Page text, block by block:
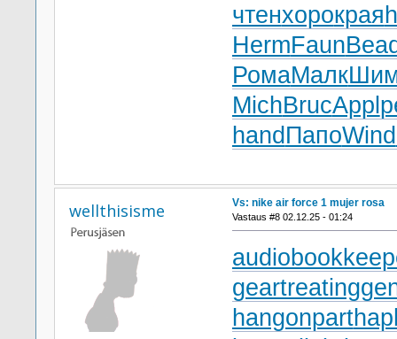
чтенхорокрая
HermFaun
РомаМалк
MichBrucAppl
hand ПапоWind
wellthisisme Vs: nike air force 1 mujer rosa
Vastaus #8 02.12.25 - 01:24
geartreating
hangonpart